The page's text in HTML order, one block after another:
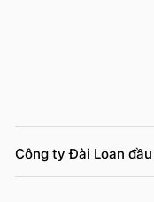
Công ty Đài Loan